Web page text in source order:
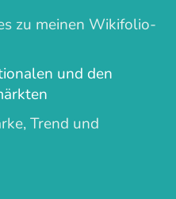
zu meinen Wikifolio-
und den
Trend und